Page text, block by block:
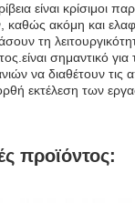
είναι κρίσιμοι
ακόμη και
τη
σημαντικό
να διαθέτουν τις
εκτέλεση των
προϊόντος: